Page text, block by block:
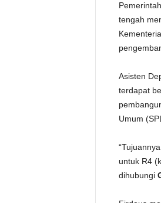
tengah
Asisten
terdapat
Umum
untuk R4
dihubungi